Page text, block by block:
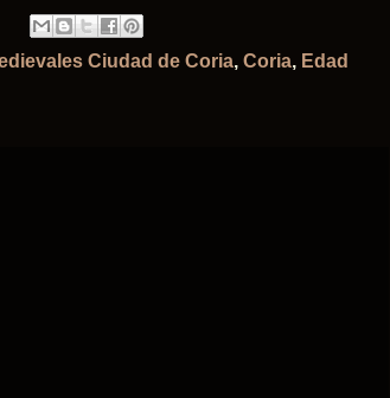
Ciudad de Coria, Coria, Edad